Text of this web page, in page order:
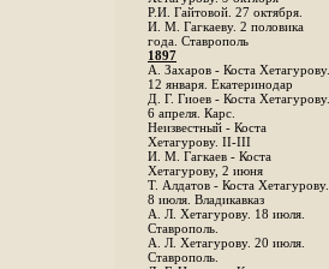
Р.И. Гайтовой. 27 октября.
И. М. Гагкаеву. 2 половика
года. Ставрополь
1897
А. Захаров - Коста Хетагурову.
12 января. Екатеринодар
Д. Г. Гиоев - Коста Хетагурову.
6 апреля. Карс.
Неизвестный - Коста
Хетагурову. II-III
И. М. Гагкаев - Коста
Хетагурову, 2 июня
Т. Алдатов - Коста Хетагурову.
8 июля. Владикавказ
А. Л. Хетагурову. 18 июля.
Ставрополь.
А. Л. Хетагурову. 20 июля.
Ставрополь.